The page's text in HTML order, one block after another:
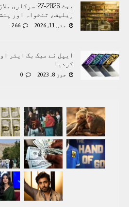
بجٹ 2026-27:
ریلیف، تنخواہ اور
مئی 11, 2026 266
کردیا
جون 8, 2023 0